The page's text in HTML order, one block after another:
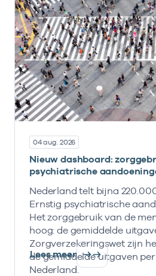
04 aug. 2026
Nieuw dashboard:
psychiatrische
Nederland telt bijna
Ernstig psychiatrische
Het zorggebruik van de
hoog: de gemiddelde
Zorgverzekeringswet zijn
de gemiddelde uitgaven
Nederland.
Lees meer